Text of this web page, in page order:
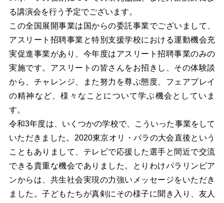
る講演会を行う予定でございます。
この全国展開事業は国からの委託事業でございまして、
アスリート招聘事業と特別支援学校における運動機会充
実促進事業があり、今年度はアスリート招聘事業のみの
実施です。アスリートの皆さんをお招きし、その体験談
から、チャレンジ、また努力を尊ぶ態度、フェアプレイ
の精神など、様々なことについて学ぶ機会としていま
す。
令和3年度は、いくつかの学校で、こういった事業をして
いただきました。2020東京オリ・パラの大会直後という
こともありまして、テレビで応援した選手と間近で交流
できる貴重な機会でありました。とりわけパラリンピア
ンからは、共生社会実現の力強いメッセージをいただき
ました。子どもたちが真剣にその様子に聞き入り、友人